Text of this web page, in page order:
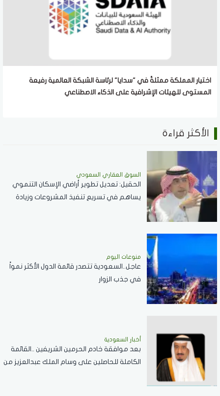
اختيار المملكة ممثلةً في "سدايا" لرئاسة الشبكة العالمية رفيعة
المستوى للهيئات الإشرافية على الذكاء الاصطناعي
الأكثر قراءة
السوق العقاري السعودي
الحقيل: تعديل تطوير أراضي الإسكان التنموي
يساهم في تسريع تنفيذ المشروعات وزيادة
منوعات اليوم
عاجل..السعودية تتصدر قائمة الدول الأكثر نمواً
في جذب الزوار
أخبار السعودية
بعد موافقة خادم الحرمين الشريفين ..القائمة
الكاملة للحاصلين على وسام الملك عبدالعزيز من